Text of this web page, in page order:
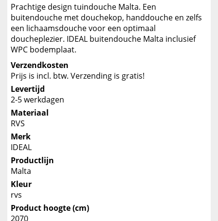
Prachtige design tuindouche Malta. Een
buitendouche met douchekop, handdouche en zelfs
een lichaamsdouche voor een optimaal
doucheplezier. IDEAL buitendouche Malta inclusief
WPC bodemplaat.
Verzendkosten
Prijs is incl. btw. Verzending is gratis!
Levertijd
2-5 werkdagen
Materiaal
RVS
Merk
IDEAL
Productlijn
Malta
Kleur
rvs
Product hoogte (cm)
2070